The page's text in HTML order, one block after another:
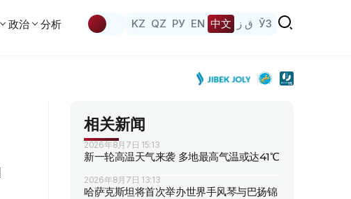
政治 分析 KZ QZ РУ EN 中文 ق ز ЎЗ
相关新闻
2026年8月7日 15:13
新一轮高温天气来袭 多地最高气温或达41℃
2026年8月7日 13:13
哈萨克斯坦将首次举办世界手风琴与巴扬锦